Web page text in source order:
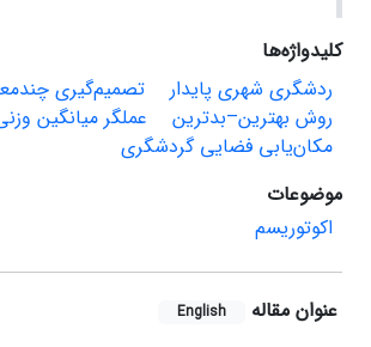
کلیدواژه‌ها
ردشگری شهری پایدار
تصمیم‌گیری
روش بهترین–بدترین
عملگر میانگین
مکان‌یابی فضایی گردشگری
موضوعات
اکوتوریسم
عنوان مقاله English